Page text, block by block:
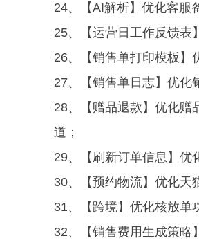
24、【AI解析】优化客服
25、【运营日工作反馈表
26、【销售单打印模板】
27、【销售单日志】优化
28、【赠品退款】优化赠
道；
29、【刷新订单信息】优
30、【预约物流】优化天
31、【跨境】优化核放单
32、【销售费用生成策略】